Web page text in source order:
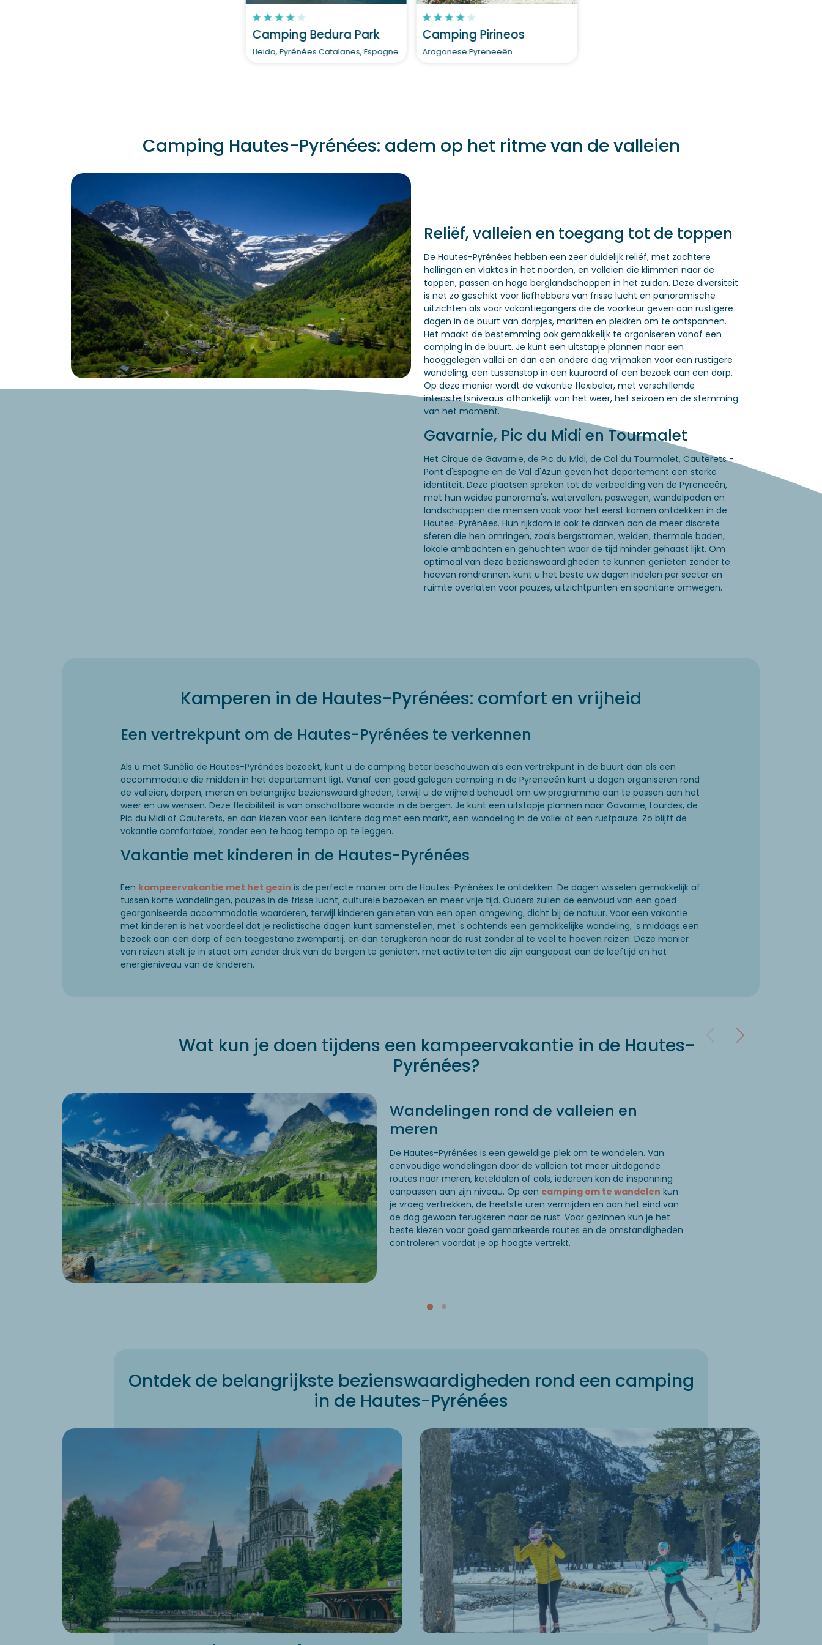
Camping Bedura Park
Lleida, Pyrénées Catalanes, Espagne
Camping Pirineos
Aragonese Pyreneeën
Camping Hautes-Pyrénées: adem op het ritme van de valleien
Reliëf, valleien en toegang tot de toppen
De Hautes-Pyrénées hebben een zeer duidelijk reliëf, met zachtere
hellingen en vlaktes in het noorden, en valleien die klimmen naar de
toppen, passen en hoge berglandschappen in het zuiden. Deze diversiteit
is net zo geschikt voor liefhebbers van frisse lucht en panoramische
uitzichten als voor vakantiegangers die de voorkeur geven aan rustigere
dagen in de buurt van dorpjes, markten en plekken om te ontspannen.
Het maakt de bestemming ook gemakkelijk te organiseren vanaf een
camping in de buurt. Je kunt een uitstapje plannen naar een
hooggelegen vallei en dan een andere dag vrijmaken voor een rustigere
wandeling, een tussenstop in een kuuroord of een bezoek aan een dorp.
Op deze manier wordt de vakantie flexibeler, met verschillende
intensiteitsniveaus afhankelijk van het weer, het seizoen en de stemming
van het moment.
Gavarnie, Pic du Midi en Tourmalet
Het Cirque de Gavarnie, de Pic du Midi, de Col du Tourmalet, Cauterets -
Pont d'Espagne en de Val d'Azun geven het departement een sterke
identiteit. Deze plaatsen spreken tot de verbeelding van de Pyreneeën,
met hun weidse panorama's, watervallen, paswegen, wandelpaden en
landschappen die mensen vaak voor het eerst komen ontdekken in de
Hautes-Pyrénées. Hun rijkdom is ook te danken aan de meer discrete
sferen die hen omringen, zoals bergstromen, weiden, thermale baden,
lokale ambachten en gehuchten waar de tijd minder gehaast lijkt. Om
optimaal van deze bezienswaardigheden te kunnen genieten zonder te
hoeven rondrennen, kunt u het beste uw dagen indelen per sector en
ruimte overlaten voor pauzes, uitzichtpunten en spontane omwegen.
Kamperen in de Hautes-Pyrénées: comfort en vrijheid
Een vertrekpunt om de Hautes-Pyrénées te verkennen
Als u met Sunêlia de Hautes-Pyrénées bezoekt, kunt u de camping beter beschouwen als een vertrekpunt in de buurt dan als een
accommodatie die midden in het departement ligt. Vanaf een goed gelegen camping in de Pyreneeën kunt u dagen organiseren rond
de valleien, dorpen, meren en belangrijke bezienswaardigheden, terwijl u de vrijheid behoudt om uw programma aan te passen aan het
weer en uw wensen. Deze flexibiliteit is van onschatbare waarde in de bergen. Je kunt een uitstapje plannen naar Gavarnie, Lourdes, de
Pic du Midi of Cauterets, en dan kiezen voor een lichtere dag met een markt, een wandeling in de vallei of een rustpauze. Zo blijft de
vakantie comfortabel, zonder een te hoog tempo op te leggen.
Vakantie met kinderen in de Hautes-Pyrénées
Een kampeervakantie met het gezin is de perfecte manier om de Hautes-Pyrénées te ontdekken. De dagen wisselen gemakkelijk af
tussen korte wandelingen, pauzes in de frisse lucht, culturele bezoeken en meer vrije tijd. Ouders zullen de eenvoud van een goed
georganiseerde accommodatie waarderen, terwijl kinderen genieten van een open omgeving, dicht bij de natuur. Voor een vakantie
met kinderen is het voordeel dat je realistische dagen kunt samenstellen, met 's ochtends een gemakkelijke wandeling, 's middags een
bezoek aan een dorp of een toegestane zwempartij, en dan terugkeren naar de rust zonder al te veel te hoeven reizen. Deze manier
van reizen stelt je in staat om zonder druk van de bergen te genieten, met activiteiten die zijn aangepast aan de leeftijd en het
energieniveau van de kinderen.
Wat kun je doen tijdens een kampeervakantie in de Hautes-
Pyrénées?
Wandelingen rond de valleien en
meren
De Hautes-Pyrénées is een geweldige plek om te wandelen. Van
eenvoudige wandelingen door de valleien tot meer uitdagende
routes naar meren, keteldalen of cols, iedereen kan de inspanning
aanpassen aan zijn niveau. Op een camping om te wandelen kun
je vroeg vertrekken, de heetste uren vermijden en aan het eind van
de dag gewoon terugkeren naar de rust. Voor gezinnen kun je het
beste kiezen voor goed gemarkeerde routes en de omstandigheden
controleren voordat je op hoogte vertrekt.
Ontdek de belangrijkste bezienswaardigheden rond een camping
in de Hautes-Pyrénées